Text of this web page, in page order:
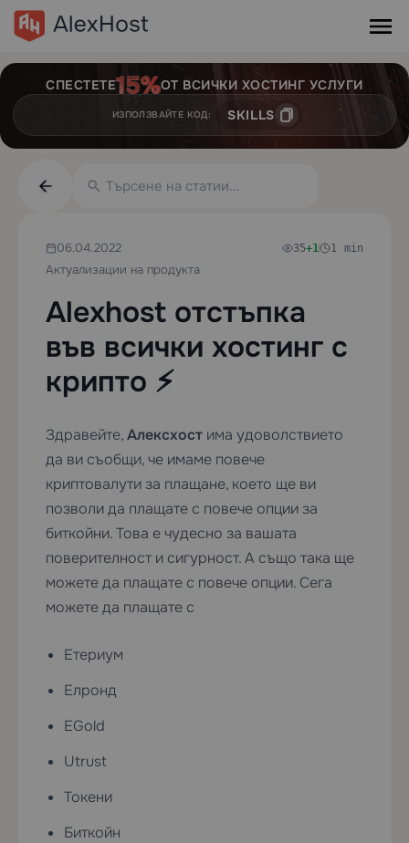
СПЕСТЕТЕ ОТ ВСИЧКИ ХОСТИНГ УСЛУГИ
ИЗПОЛЗВАЙТЕ КОД: SKILLS
06.04.2022
Актуализации на продукта
35+1 1 min
Alexhost отстъпка
във всички хостинг с
крипто ⚡
Здравейте,Алексхост има удоволствието
да ви съобщи, че имаме повече
криптовалути за плащане, което ще ви
позволи да плащате с повече опции за
биткойни. Това е чудесно за вашата
поверителност и сигурност. А също така ще
можете да плащате с повече опции. Сега
можете да плащате с
Етериум
Елронд
EGold
Utrust
Токени
Биткойн